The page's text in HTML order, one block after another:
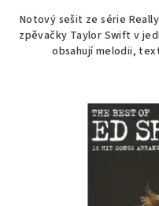
Notový sešit ze série
zpěvačky Taylor Swift v
obsahují melodii,